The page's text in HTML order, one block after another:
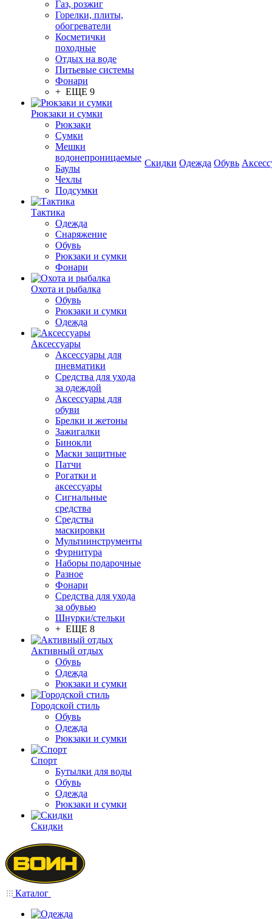
Газ, розжиг
Горелки, плиты,
обогреватели
Косметички
походные
Отдых на воде
Питьевые системы
Фонари
+ ЕЩЕ 9
Рюкзаки и сумки
Рюкзаки
Сумки
Мешки
водонепроницаемые
Баулы
Чехлы
Подсумки
Тактика
Одежда
Снаряжение
Обувь
Рюкзаки и сумки
Фонари
Охота и рыбалка
Обувь
Рюкзаки и сумки
Одежда
Аксессуары
Аксессуары для
пневматики
Средства для ухода
за одеждой
Аксессуары для
обуви
Брелки и жетоны
Зажигалки
Бинокли
Маски защитные
Патчи
Рогатки и
аксессуары
Сигнальные
средства
Средства
маскировки
Мультиинструменты
Фурнитура
Наборы подарочные
Разное
Фонари
Средства для ухода
за обувью
Шнурки/стельки
+ ЕЩЕ 8
Активный отдых
Обувь
Одежда
Рюкзаки и сумки
Городской стиль
Обувь
Одежда
Рюкзаки и сумки
Спорт
Бутылки для воды
Обувь
Одежда
Рюкзаки и сумки
Скидки
Скидки Одежда Обувь
Каталог